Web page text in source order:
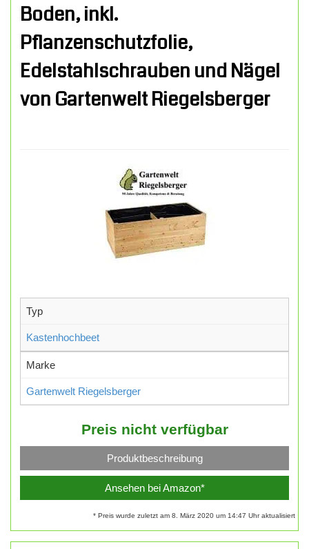
Boden, inkl.
Pflanzenschutzfolie,
Edelstahlschrauben und Nägel
von Gartenwelt Riegelsberger
Typ
Kastenhochbeet
Marke
Gartenwelt Riegelsberger
Preis nicht verfügbar
Produktbeschreibung
Ansehen bei Amazon*
* Preis wurde zuletzt am 8. März 2020 um 14:47 Uhr aktualisiert